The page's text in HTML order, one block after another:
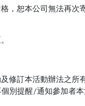
，恕本公司無法再次
修訂本活動辦法之所
別提醒/通知參加者本